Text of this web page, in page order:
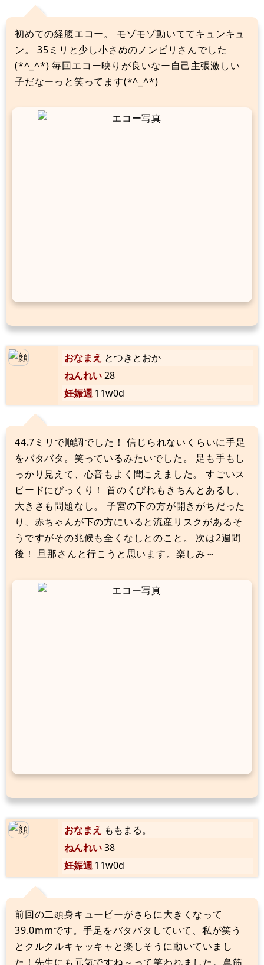
初めての経腹エコー。 モゾモゾ動いててキュンキュ
ン。 35ミリと少し小さめのノンビリさんでした
(*^_^*) 毎回エコー映りが良いなー自己主張激しい
子だなーっと笑ってます(*^_^*)
おなまえ とつきとおか
ねんれい28
妊娠週11w0d
44.7ミリで順調でした！ 信じられないくらいに手足
をバタバタ。笑っているみたいでした。 足も手もし
っかり見えて、心音もよく聞こえました。 すごいス
ピードにびっくり！ 首のくびれもきちんとあるし、
大きさも問題なし。 子宮の下の方が開きがちだった
り、赤ちゃんが下の方にいると流産リスクがあるそ
うですがその兆候も全くなしとのこと。 次は2週間
後！ 旦那さんと行こうと思います。楽しみ～
おなまえ ももまる。
ねんれい38
妊娠週11w0d
前回の二頭身キューピーがさらに大きくなって
39.0mmです。手足をバタバタしていて、私が笑う
とクルクルキャッキャと楽しそうに動いていまし
た！先生にも元気ですね～って笑われました。鼻筋